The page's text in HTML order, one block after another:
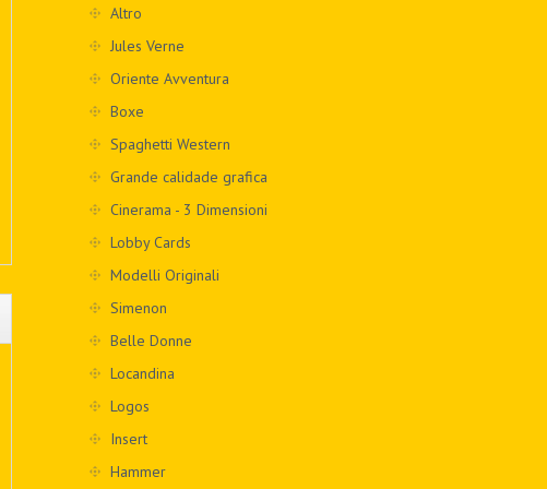
Altro
Jules Verne
Oriente Avventura
Boxe
Spaghetti Western
Grande calidade grafica
Cinerama - 3 Dimensioni
Lobby Cards
Modelli Originali
Simenon
Belle Donne
Locandina
Logos
Insert
Hammer